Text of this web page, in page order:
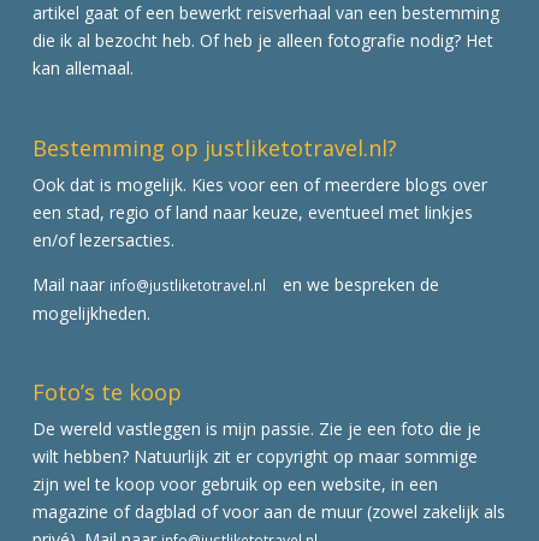
artikel gaat of een bewerkt reisverhaal van een bestemming
die ik al bezocht heb. Of heb je alleen fotografie nodig? Het
kan allemaal.
Bestemming op justliketotravel.nl?
Ook dat is mogelijk. Kies voor een of meerdere blogs over
een stad, regio of land naar keuze, eventueel met linkjes
en/of lezersacties.
Mail naar info@justliketotravel.nl
en we bespreken de
mogelijkheden.
Foto’s te koop
De wereld vastleggen is mijn passie. Zie je een foto die je
wilt hebben? Natuurlijk zit er copyright op maar sommige
zijn wel te koop voor gebruik op een website, in een
magazine of dagblad of voor aan de muur (zowel zakelijk als